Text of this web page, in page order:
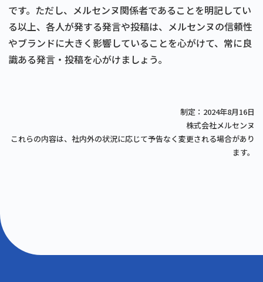
です。ただし、メルセンヌ関係者であることを明記してい
る以上、各人が発する発言や投稿は、メルセンヌの信頼性
やブランドに大きく影響していることを心がけて、常に良
識ある発言・投稿を心がけましょう。
制定：2024年8月16日
株式会社メルセンヌ
これらの内容は、社内外の状況に応じて予告なく変更される場合があり
ます。